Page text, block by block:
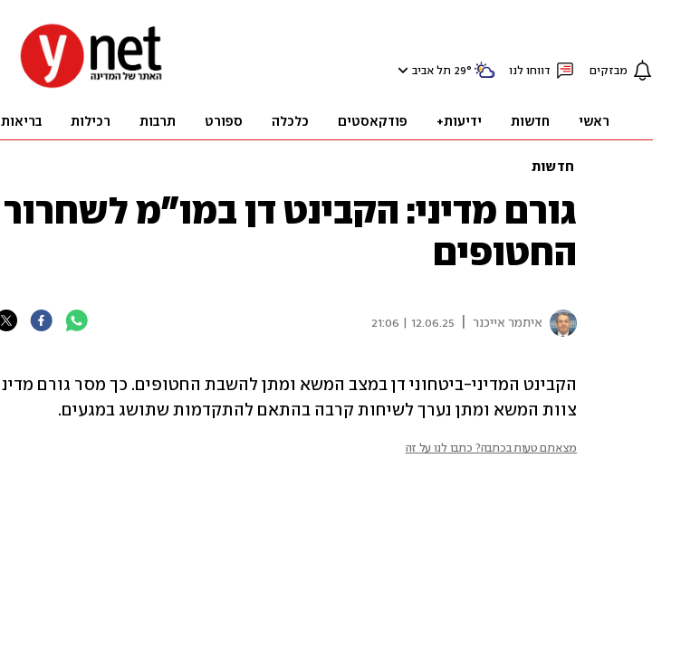
מבזקים דווחו לנו 29° תל אביב
ראשי חדשות ידיעות+ פודקאסטים כלכלה ספורט תרבות רכילות בריאות
חדשות
גורם מדיני: הקבינט דן במו"מ לשחרור
החטופים
איתמר אייכנר 12.06.25 | 21:06
צוות המשא ומתן נערך לשיחות קרבה בהתאם להתקדמות שתושג במגעים.
מצאתם טעות בכתבה? כתבו לנו על זה